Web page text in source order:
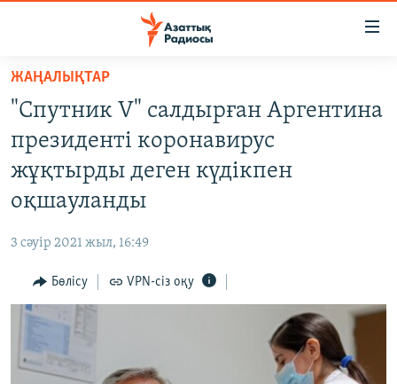
Skip
main
content
Skip
to
main
Skip
Search
ЖАҢАЛЫҚТАР
САЯСАТ
AZATTYQTV
ӘЛЕУМЕТ
ӘЛЕМ
АРНАЙЫ ЖОБАЛАР
Русский
ЖАҢАЛЫҚТАР
"Спутник V" салдырған Аргентина
президенті коронавирус
жұқтырды деген күдікпен
оқшауланды
3 сәуір 2021 жыл, 16:49
Бөлісу VPN-сіз оқу